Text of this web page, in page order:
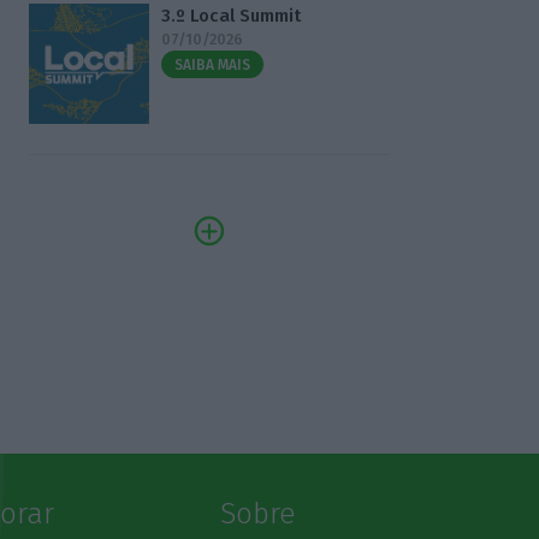
3.º Local Summit
07/10/2026
SAIBA MAIS
Sobre